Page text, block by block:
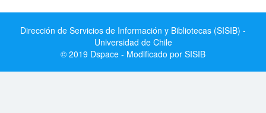
Dirección de Servicios de Información y Bibliotecas (SISIB) -
Universidad de Chile
© 2019 Dspace - Modificado por SISIB